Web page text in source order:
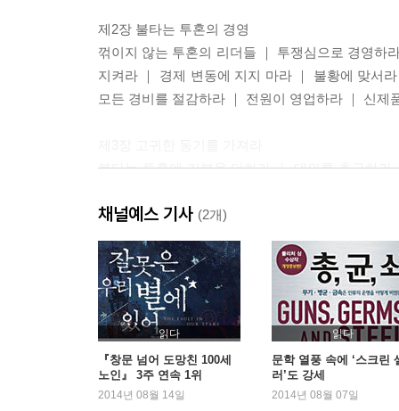
제2장 불타는 투혼의 경영
꺾이지 않는 투혼의 리더들 ｜ 투쟁심으로 경영하
지켜라 ｜ 경제 변동에 지지 마라 ｜ 불황에 맞서
모든 경비를 절감하라 ｜ 전원이 영업하라 ｜ 신제
불타는 투혼에 기본을 더하라 ｜ 대의를 추구하
제4장 덕으로 부딪쳐라
덕으로 제어된 투혼 ｜ 덕으로 경영하라 ｜ 이타심
제5장 마음을 변화시켜라
일본항공 회생에 뛰어들다 ｜ 현실을 직시하다
불러일으켜라 ｜ 사람의 마음을 바꾸다
제6장 투혼으로 부활하라
채널예스 기사 (2개)
읽다
『창문 넘어 도망친 100세
노인』 3주 연속 1위
2014년 08월 14일
읽다
문학 열풍 속에 ‘스크린
러’도 강세
2014년 08월 07일